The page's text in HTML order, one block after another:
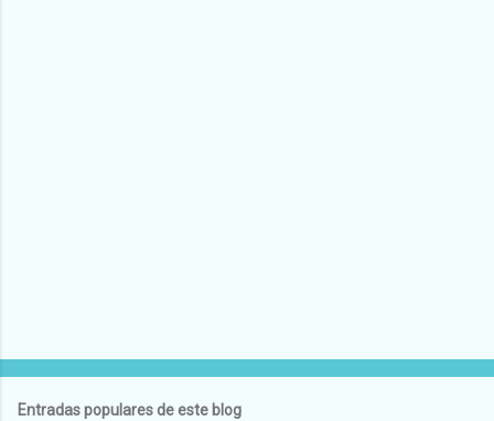
Entradas populares de este blog